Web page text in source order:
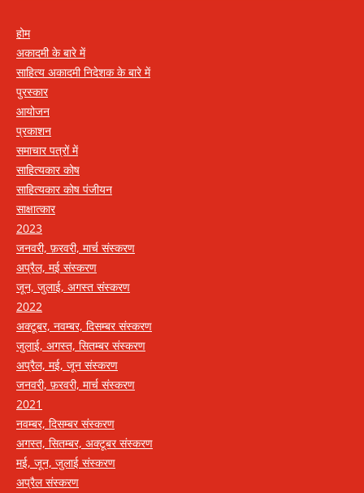
होम
अकादमी के बारे में
साहित्य अकादमी निदेशक के बारे में
पुरस्कार
आयोजन
प्रकाशन
समाचार पत्रों में
साहित्यकार कोष
साहित्यकार कोष पंजीयन
साक्षात्कार
2023
जनवरी, फ़रवरी, मार्च संस्करण
अप्रैल, मई संस्करण
जून, जुलाई, अगस्त संस्करण
2022
अक्टूबर, नवम्बर, दिसम्बर संस्करण
जुलाई, अगस्त, सितम्बर संस्करण
अप्रैल, मई, जून संस्करण
जनवरी, फ़रवरी, मार्च संस्करण
2021
नवम्बर, दिसम्बर संस्करण
अगस्त, सितम्बर, अक्टूबर संस्करण
मई, जून, जुलाई संस्करण
अप्रैल संस्करण